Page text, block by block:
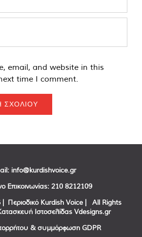
email, and website in this
time I comment.
info@kurdishvoice.gr
Επικοινωνίας: 210 8212109
| Περιοδικό Kurdish Voice | All Rights
Ιστοσελίδας Vdesigns.gr
& συμμόρφωση GDPR